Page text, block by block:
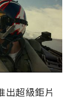
出超級鉅片